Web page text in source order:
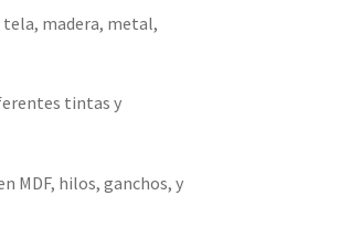
tela, madera, metal,
tintas y
MDF, hilos, ganchos, y